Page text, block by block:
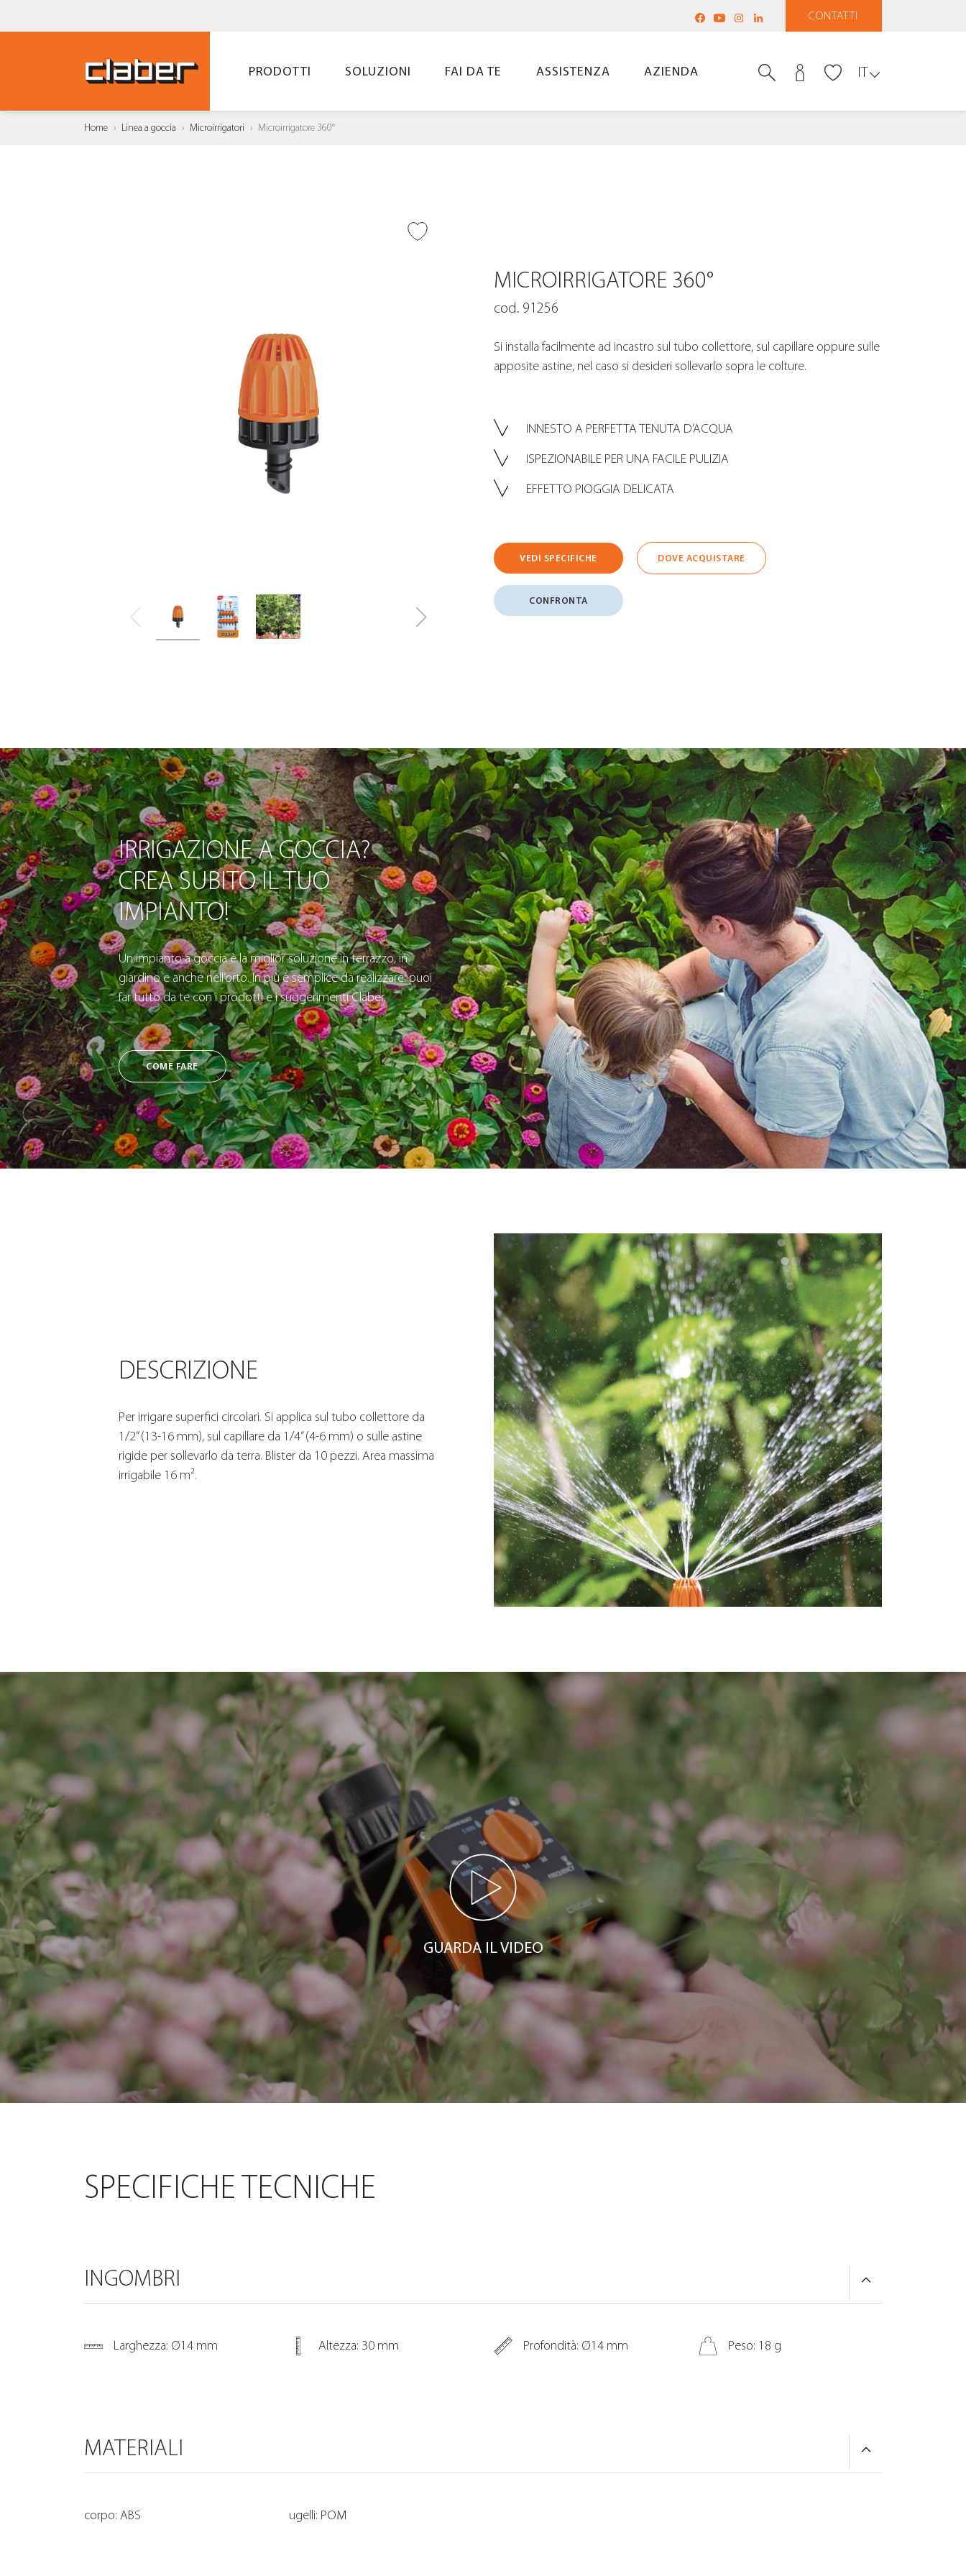
CONTATTI
PRODOTTI SOLUZIONI FAI DA TE ASSISTENZA AZIENDA IT
Home Linea a goccia Microirrigatori Microirrigatore 360°
MICROIRRIGATORE 360°
cod. 91256
Si installa facilmente ad incastro sul tubo collettore, sul capillare oppure sulle
apposite astine, nel caso si desideri sollevarlo sopra le colture.
INNESTO A PERFETTA TENUTA D’ACQUA
ISPEZIONABILE PER UNA FACILE PULIZIA
EFFETTO PIOGGIA DELICATA
VEDI SPECIFICHE DOVE ACQUISTARE
CONFRONTA
IRRIGAZIONE A GOCCIA?
CREA SUBITO IL TUO
IMPIANTO!
Un impianto a goccia è la miglior soluzione in terrazzo, in
giardino e anche nell’orto. In più è semplice da realizzare: puoi
far tutto da te con i prodotti e i suggerimenti Claber.
COME FARE
DESCRIZIONE
Per irrigare superfici circolari. Si applica sul tubo collettore da
1/2” (13-16 mm), sul capillare da 1/4” (4-6 mm) o sulle astine
rigide per sollevarlo da terra. Blister da 10 pezzi. Area massima
irrigabile 16 m².
GUARDA IL VIDEO
SPECIFICHE TECNICHE
INGOMBRI
Larghezza: Ø14 mm Altezza: 30 mm Profondità: Ø14 mm Peso: 18 g
MATERIALI
corpo: ABS ugelli: POM